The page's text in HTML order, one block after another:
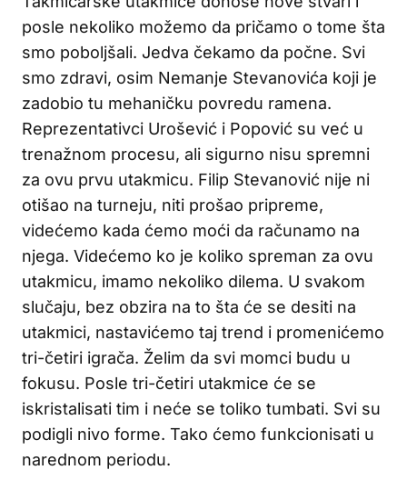
posle nekoliko možemo da pričamo o tome šta
smo poboljšali. Jedva čekamo da počne. Svi
smo zdravi, osim Nemanje Stevanovića koji je
zadobio tu mehaničku povredu ramena.
Reprezentativci Urošević i Popović su već u
trenažnom procesu, ali sigurno nisu spremni
za ovu prvu utakmicu. Filip Stevanović nije ni
otišao na turneju, niti prošao pripreme,
videćemo kada ćemo moći da računamo na
njega. Videćemo ko je koliko spreman za ovu
utakmicu, imamo nekoliko dilema. U svakom
slučaju, bez obzira na to šta će se desiti na
utakmici, nastavićemo taj trend i promenićemo
tri-četiri igrača. Želim da svi momci budu u
fokusu. Posle tri-četiri utakmice će se
iskristalisati tim i neće se toliko tumbati. Svi su
podigli nivo forme. Tako ćemo funkcionisati u
narednom periodu.